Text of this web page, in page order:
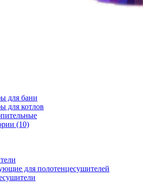
для бани
для котлов
(10)
для полотенцесушителей